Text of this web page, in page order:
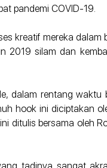
pandemi COVID-19.
kreatif mereka dalam
2019 silam dan
dalam rentang waktu
hook ini diciptakan
ditulis bersama oleh
tadinya sangat